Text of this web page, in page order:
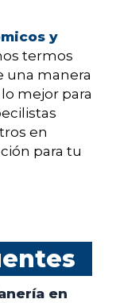
y
termos
una manera
mejor para
en
para tu
en